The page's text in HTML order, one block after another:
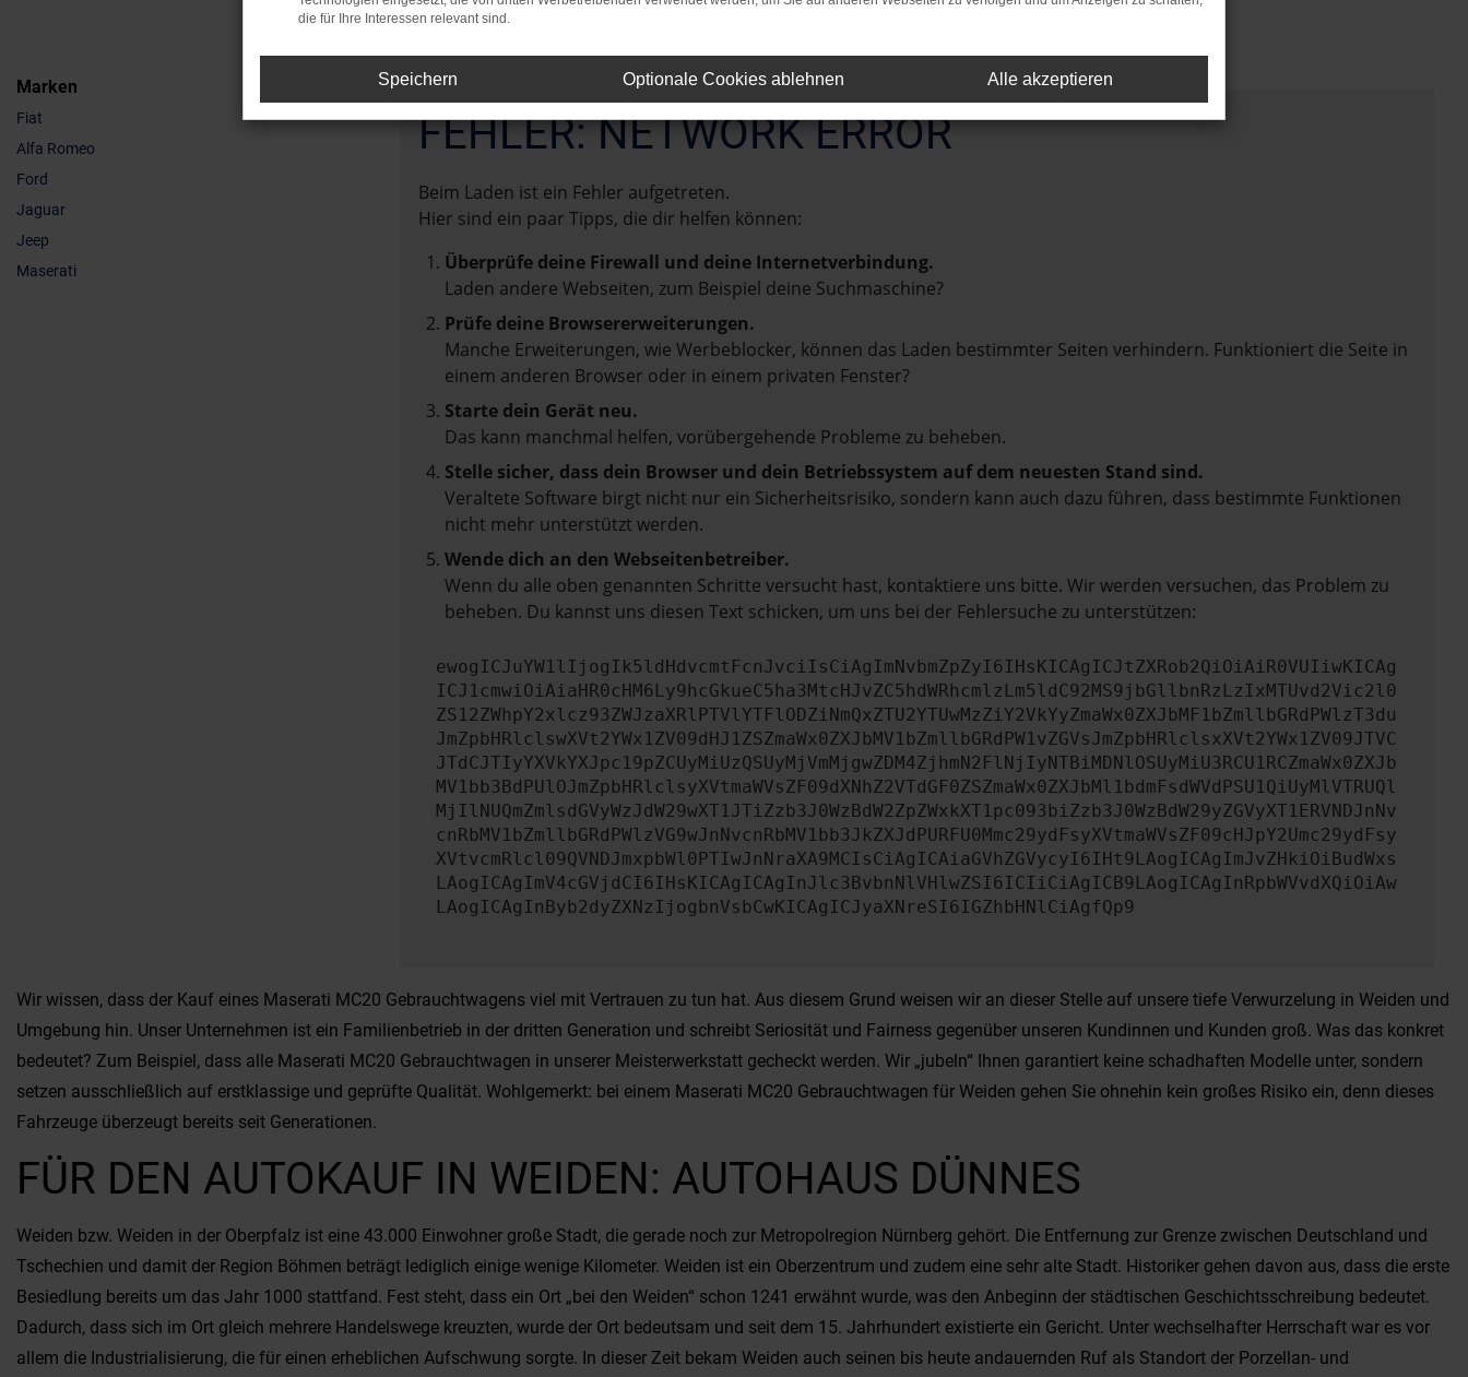
Marken
Fiat
Alfa Romeo
Ford
Jaguar
Jeep
Maserati
FEHLER: NETWORK ERROR
Beim Laden ist ein Fehler aufgetreten.
Hier sind ein paar Tipps, die dir helfen können:
Überprüfe deine Firewall und deine Internetverbindung.
Laden andere Webseiten, zum Beispiel deine Suchmaschine?
Prüfe deine Browsererweiterungen.
Manche Erweiterungen, wie Werbeblocker, können das Laden bestimmter Seiten verhindern. Funktioniert die Seite in
einem anderen Browser oder in einem privaten Fenster?
Starte dein Gerät neu.
Das kann manchmal helfen, vorübergehende Probleme zu beheben.
Stelle sicher, dass dein Browser und dein Betriebssystem auf dem neuesten Stand sind.
Veraltete Software birgt nicht nur ein Sicherheitsrisiko, sondern kann auch dazu führen, dass bestimmte Funktionen
nicht mehr unterstützt werden.
Wende dich an den Webseitenbetreiber.
Wenn du alle oben genannten Schritte versucht hast, kontaktiere uns bitte. Wir werden versuchen, das Problem zu
beheben. Du kannst uns diesen Text schicken, um uns bei der Fehlersuche zu unterstützen:
ewogICJuYW1lIjogIk5ldHdvcmtFcnJvciIsCiAgImNvbmZpZyI6IHsKICAgICJtZXRob2QiOiAiR0VUIiwKICAg
ICJ1cmwiOiAiaHR0cHM6Ly9hcGkueC5ha3MtcHJvZC5hdWRhcmlzLm5ldC92MS9jbGllbnRzLzIxMTUvd2Vic2l0
ZS12ZWhpY2xlcz93ZWJzaXRlPTVlYTFlODZiNmQxZTU2YTUwMzZiY2VkYyZmaWx0ZXJbMF1bZmllbGRdPWlzT3du
JmZpbHRlclswXVt2YWx1ZV09dHJ1ZSZmaWx0ZXJbMV1bZmllbGRdPW1vZGVsJmZpbHRlclsxXVt2YWx1ZV09JTVC
JTdCJTIyYXVkYXJpc19pZCUyMiUzQSUyMjVmMjgwZDM4ZjhmN2FlNjIyNTBiMDNlOSUyMiU3RCU1RCZmaWx0ZXJb
MV1bb3BdPUlOJmZpbHRlclsyXVtmaWVsZF09dXNhZ2VTdGF0ZSZmaWx0ZXJbMl1bdmFsdWVdPSU1QiUyMlVTRUQl
MjIlNUQmZmlsdGVyWzJdW29wXT1JTiZzb3J0WzBdW2ZpZWxkXT1pc093biZzb3J0WzBdW29yZGVyXT1ERVNDJnNv
cnRbMV1bZmllbGRdPWlzVG9wJnNvcnRbMV1bb3JkZXJdPURFU0Mmc29ydFsyXVtmaWVsZF09cHJpY2Umc29ydFsy
XVtvcmRlcl09QVNDJmxpbWl0PTIwJnNraXA9MCIsCiAgICAiaGVhZGVycyI6IHt9LAogICAgImJvZHkiOiBudWxs
LAogICAgImV4cGVjdCI6IHsKICAgICAgInJlc3BvbnNlVHlwZSI6ICIiCiAgICB9LAogICAgInRpbWVvdXQiOiAw
LAogICAgInByb2dyZXNzIjogbnVsbCwKICAgICJyaXNreSI6IGZhbHNlCiAgfQp9
Wir wissen, dass der Kauf eines Maserati MC20 Gebrauchtwagens viel mit Vertrauen zu tun hat. Aus diesem Grund weisen wir an dieser Stelle auf unsere tiefe Verwurzelung in Weiden und
Umgebung hin. Unser Unternehmen ist ein Familienbetrieb in der dritten Generation und schreibt Seriosität und Fairness gegenüber unseren Kundinnen und Kunden groß. Was das konkret
bedeutet? Zum Beispiel, dass alle Maserati MC20 Gebrauchtwagen in unserer Meisterwerkstatt gecheckt werden. Wir „jubeln“ Ihnen garantiert keine schadhaften Modelle unter, sondern
setzen ausschließlich auf erstklassige und geprüfte Qualität. Wohlgemerkt: bei einem Maserati MC20 Gebrauchtwagen für Weiden gehen Sie ohnehin kein großes Risiko ein, denn dieses
Fahrzeuge überzeugt bereits seit Generationen.
FÜR DEN AUTOKAUF IN WEIDEN: AUTOHAUS DÜNNES
Weiden bzw. Weiden in der Oberpfalz ist eine 43.000 Einwohner große Stadt, die gerade noch zur Metropolregion Nürnberg gehört. Die Entfernung zur Grenze zwischen Deutschland und
Tschechien und damit der Region Böhmen beträgt lediglich einige wenige Kilometer. Weiden ist ein Oberzentrum und zudem eine sehr alte Stadt. Historiker gehen davon aus, dass die erste
Besiedlung bereits um das Jahr 1000 stattfand. Fest steht, dass ein Ort „bei den Weiden“ schon 1241 erwähnt wurde, was den Anbeginn der städtischen Geschichtsschreibung bedeutet.
Dadurch, dass sich im Ort gleich mehrere Handelswege kreuzten, wurde der Ort bedeutsam und seit dem 15. Jahrhundert existierte ein Gericht. Unter wechselhafter Herrschaft war es vor
allem die Industrialisierung, die für einen erheblichen Aufschwung sorgte. In dieser Zeit bekam Weiden auch seinen bis heute andauernden Ruf als Standort der Porzellan- und
die für Ihre Interessen relevant sind.
Speichern Optionale Cookies ablehnen Alle akzeptieren